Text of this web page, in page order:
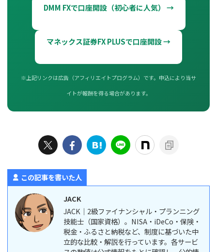
DMM FXで口座開設（初心者に人気） →
マネックス証券FX PLUSで口座開設 →
※上記リンクは広告（アフィリエイトプログラム）です。申込により当サ
イトが報酬を得る場合があります。
この記事を書いた人
JACK
JACK｜2級ファイナンシャル・プランニング
技能士（国家資格）。NISA・iDeCo・保険・
税金・ふるさと納税など、制度に基づいた中
立的な比較・解説を行っています。各サービ